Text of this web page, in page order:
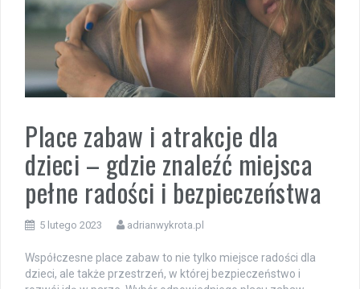
Place zabaw i atrakcje dla
dzieci – gdzie znaleźć miejsca
pełne radości i bezpieczeństwa
5 lutego 2023 adrianwykrota.pl
Współczesne place zabaw to nie tylko miejsce radości dla
dzieci, ale także przestrzeń, w której bezpieczeństwo i